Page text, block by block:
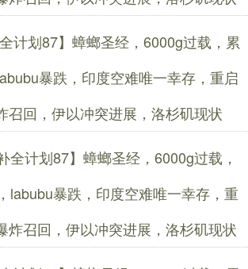
全计划87】蟑螂圣经，6000g过载，累
暴跌，印度空难唯一幸存，重启
召回，伊以冲突进展，洛杉矶现状
全计划87】蟑螂圣经，6000g过载，
labubu暴跌，印度空难唯一幸存，重
炸召回，伊以冲突进展，洛杉矶现状